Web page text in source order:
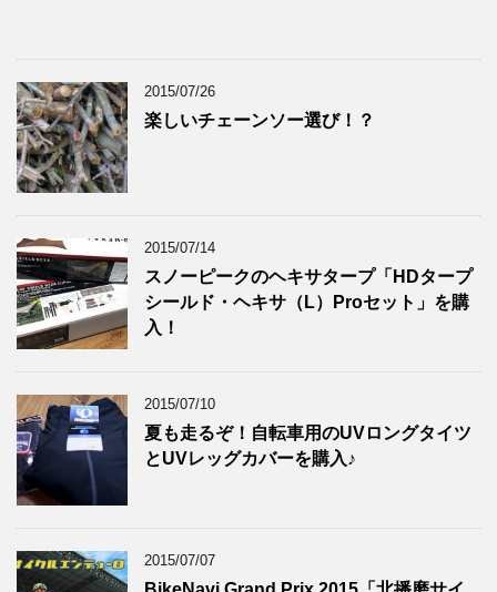
2015/07/26
楽しいチェーンソー選び！？
2015/07/14
スノーピークのヘキサタープ「HDタープ
シールド・ヘキサ（L）Proセット」を購
入！
2015/07/10
夏も走るぞ！自転車用のUVロングタイツ
とUVレッグカバーを購入♪
2015/07/07